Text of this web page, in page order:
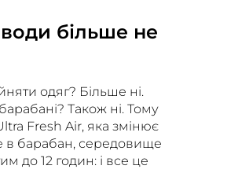
більше не
одяг? Більше ні.
Також ні. Тому
Fresh Air, яка змінює
в барабан, середовище
до 12 годин: і все це